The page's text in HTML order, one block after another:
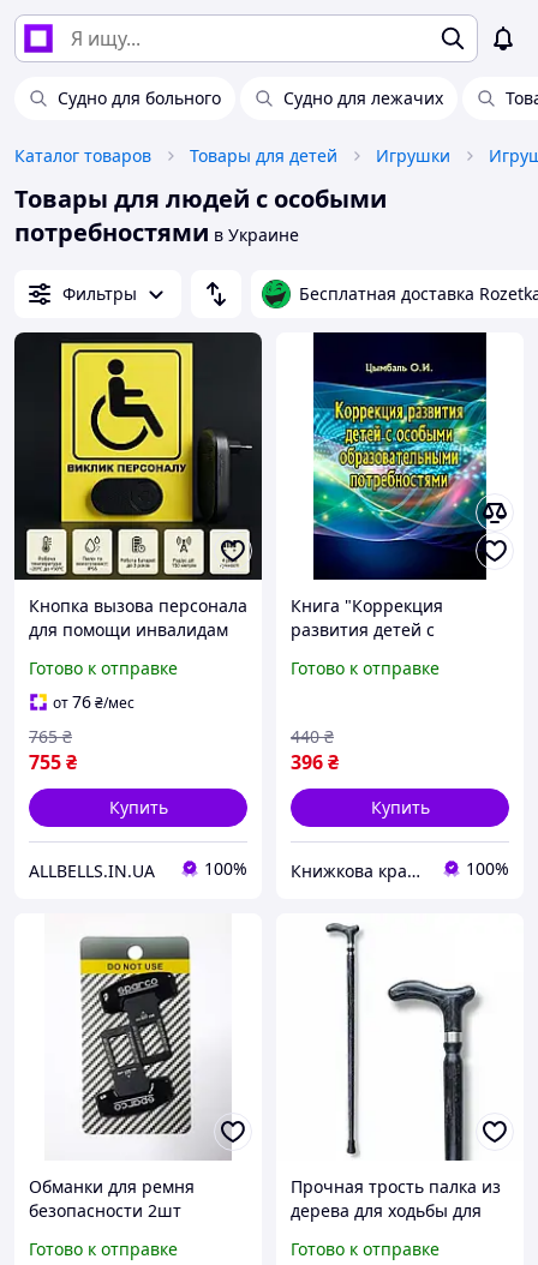
Судно для больного Судно для лежачих
Каталог товаров Товары для детей Игрушки
Товары для людей с особыми
потребностями в Украине
Фильтры Бесплатная доставка
Кнопка вызова персонала
для помощи инвалидам
Готово к отправке
от76₴/мес
755₴
765 ₴
Купить
ALLBELLS.IN.UA 100%
Книга "Коррекция
развития детей с
образовательными
О. И. Цымбаль О. И.
Готово к отправке
396₴
440 ₴
Купить
Книжкова крамничка 100%
Обманки для ремня
безопасности 2шт
и пассажиров с особыми
Готово к отправке
Прочная трость палка из
дерева для ходьбы для
инвалидностью
Готово к отправке